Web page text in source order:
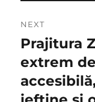
NEXT
Next
post:
Prajitura
extrem